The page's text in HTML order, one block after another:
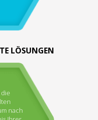
LÖSUNGEN
nach